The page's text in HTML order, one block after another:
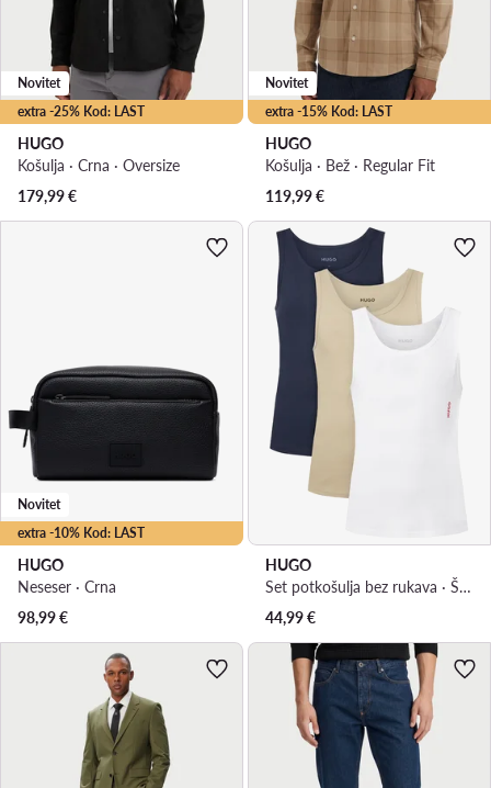
extra -25% Kod: LAST
Novitet
HUGO
Košulja · Crna · Oversize
179,99€
extra -15% Kod: LAST
Novitet
HUGO
Košulja · Bež · Regular Fit
119,99€
extra -10% Kod: LAST
Novitet
HUGO
Neseser · Crna
98,99€
HUGO
Set potkošulja bez rukava · Šarena
44,99€